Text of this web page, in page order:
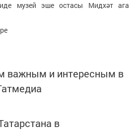
музей эше остасы Мидхәт ага
важным и интересным в
в